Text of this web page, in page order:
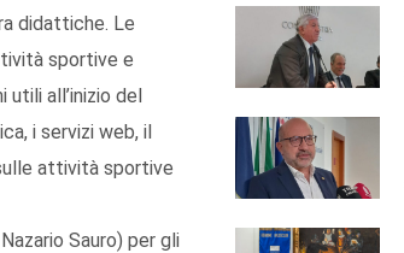
didattiche. Le
sportive e
all’inizio del
i servizi web, il
attività sportive
Sauro) per gli